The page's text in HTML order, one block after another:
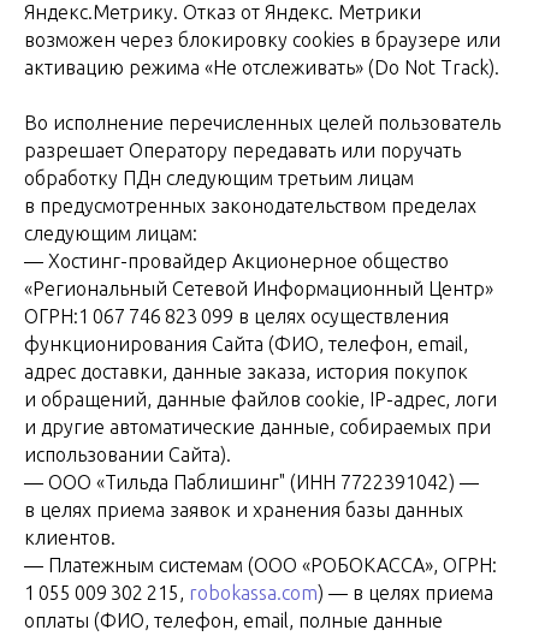
Яндекс.Метрику. Отказ от Яндекс. Метрики
возможен через блокировку cookies в браузере или
активацию режима «Не отслеживать» (Do Not Track).
Во исполнение перечисленных целей пользователь
разрешает Оператору передавать или поручать
обработку ПДн следующим третьим лицам
в предусмотренных законодательством пределах
следующим лицам:
— Хостинг-провайдер Акционерное общество
«Региональный Сетевой Информационный Центр»
ОГРН:1 067 746 823 099 в целях осуществления
функционирования Сайта (ФИО, телефон, email,
адрес доставки, данные заказа, история покупок
и обращений, данные файлов cookie, IP-адрес, логи
и другие автоматические данные, собираемых при
использовании Сайта).
— ООО «Тильда Паблишинг" (ИНН 7722391042) —
в целях приема заявок и хранения базы данных
клиентов.
— Платежным системам (ООО «РОБОКАССА», ОГРН:
1 055 009 302 215, robokassa.com) — в целях приема
оплаты (ФИО, телефон, email, полные данные